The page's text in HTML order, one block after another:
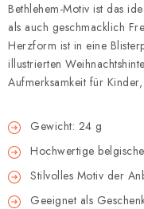
Bethlehem-Motiv ist das
als auch geschmacklich
Herzform ist in eine
illustrierten
Aufmerksamkeit für
Gewicht: 24 g
Hochwertige
Stilvolles Motiv der
Geeignet als